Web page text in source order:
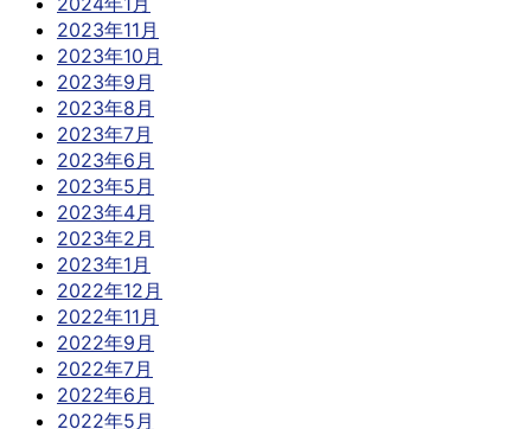
2023年11月
2023年10月
2023年9月
2023年8月
2023年7月
2023年6月
2023年5月
2023年4月
2023年2月
2023年1月
2022年12月
2022年11月
2022年9月
2022年7月
2022年6月
2022年5月